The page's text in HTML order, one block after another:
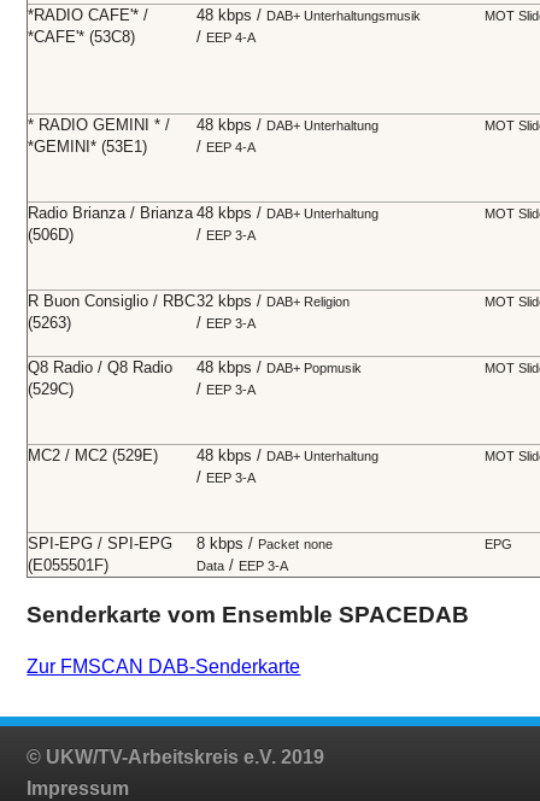
*RADIO CAFE'* /
*CAFE'* (53C8)
48 kbps / DAB+
/ EEP 4-A
Unterhaltungsmusik MOT
* RADIO GEMINI * /
*GEMINI* (53E1)
48 kbps / DAB+
/ EEP 4-A
Unterhaltung MOT
Radio Brianza / Brianza
(506D)
48 kbps / DAB+
/ EEP 3-A
Unterhaltung MOT
R Buon Consiglio / RBC
(5263)
32 kbps / DAB+
/ EEP 3-A
Religion MOT
Q8 Radio / Q8 Radio
(529C)
48 kbps / DAB+
/ EEP 3-A
Popmusik MOT
MC2 / MC2 (529E) 48 kbps / DAB+
/ EEP 3-A
Unterhaltung MOT
SPI-EPG / SPI-EPG
(E055501F)
8 kbps / Packet
Data / EEP 3-A
none EPG
Senderkarte vom Ensemble SPACEDAB
Zur FMSCAN DAB-Senderkarte
© UKW/TV-Arbeitskreis e.V. 2019
Impressum